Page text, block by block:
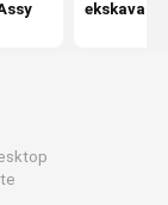
ekskavator